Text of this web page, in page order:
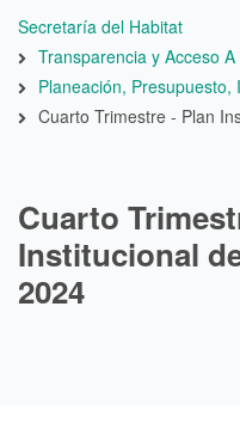
Ruta
de
navegación
Secretaría del Habitat
Transparencia y Acceso
Planeación, Presupuesto,
Cuarto Trimestre - Plan
Cuarto
Institucional
2024